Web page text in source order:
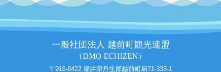
一般社団法人 越前町観光連盟
（DMO ECHIZEN）
〒916-0422 福井県丹生郡越前町厨71-335-1